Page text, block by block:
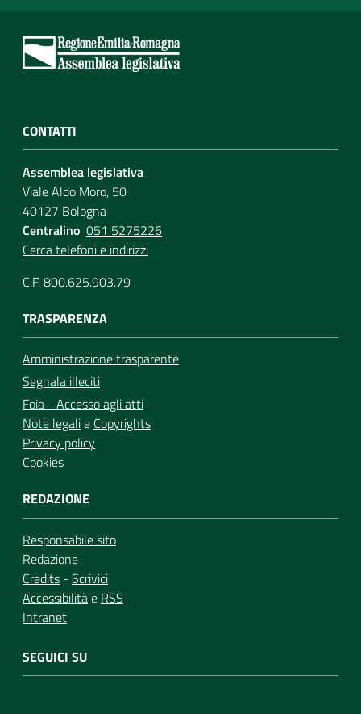
CONTATTI
Assemblea legislativa
Viale Aldo Moro, 50
40127 Bologna
Centralino 051 5275226
Cerca telefoni e indirizzi
C.F. 800.625.903.79
TRASPARENZA
Amministrazione trasparente
Segnala illeciti
Foia - Accesso agli atti
Note legalie Copyrights
Privacy policy
Cookies
REDAZIONE
Responsabile sito
Redazione
Credits - Scrivici
Accessibilitàe RSS
Intranet
SEGUICI SU